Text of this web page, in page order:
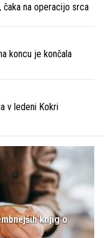
čaka na operacijo srca
koncu je končala
v ledeni Kokri
knjig o